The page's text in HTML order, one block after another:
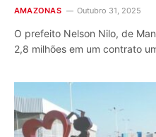
AMAZONAS Outubro 31, 2025
O prefeito Nelson Nilo, de
2,8 milhões em um contrato